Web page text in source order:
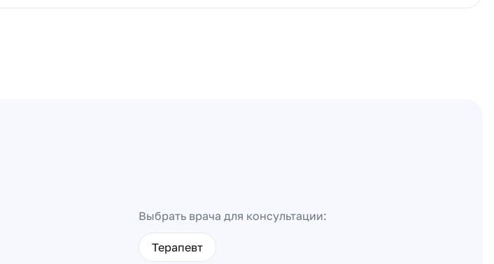
Выбрать врача для консультации:
Терапевт